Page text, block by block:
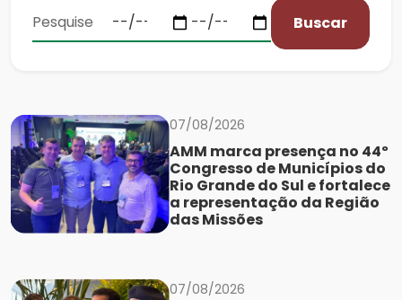
Buscar
07/08/2026
AMM marca presença no 44º
Congresso de Municípios do
Rio Grande do Sul e fortalece
a representação da Região
das Missões
07/08/2026